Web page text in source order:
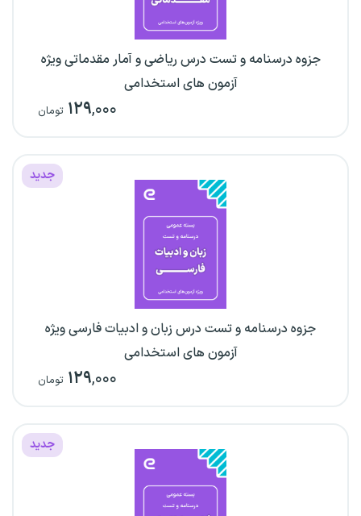
جزوه درسنامه و تست درس ریاضی و آمار مقدماتی ویژه
آزمون های استخدامی
۱۲۹,۰۰۰ تومان
جدید
جزوه درسنامه و تست درس زبان و ادبیات فارسی ویژه
آزمون های استخدامی
۱۲۹,۰۰۰ تومان
جدید